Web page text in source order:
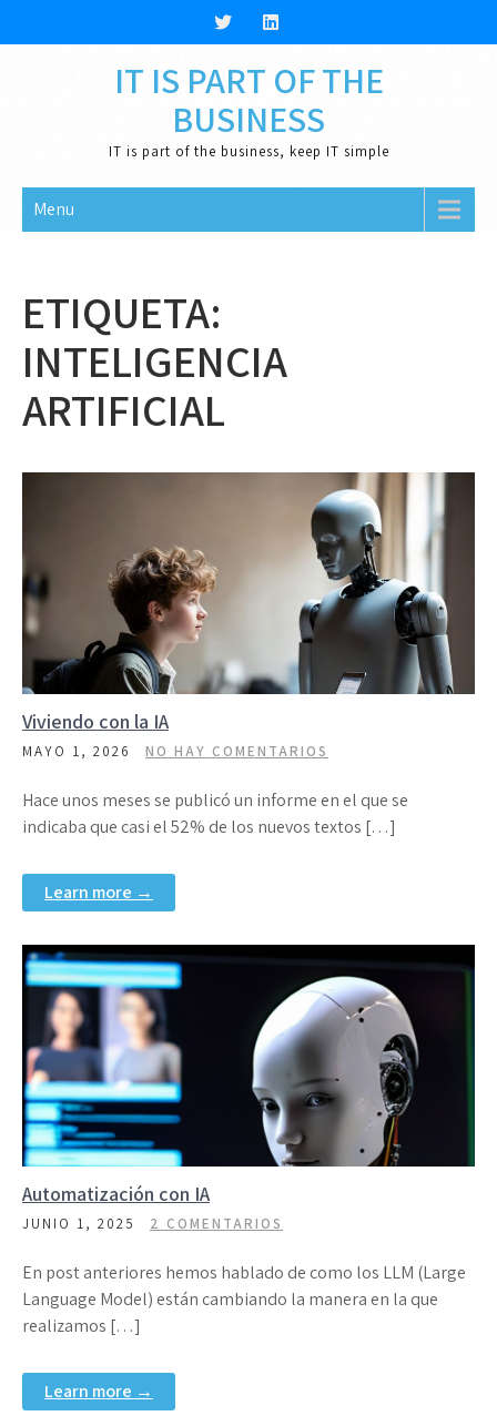
IT IS PART OF THE
BUSINESS
IT is part of the business, keep IT simple
Menu
ETIQUETA:
INTELIGENCIA
ARTIFICIAL
Viviendo con la IA
MAYO 1, 2026 NO HAY COMENTARIOS
Hace unos meses se publicó un informe en el que se
indicaba que casi el 52% de los nuevos textos […]
Learn more →
Automatización con IA
JUNIO 1, 2025 2 COMENTARIOS
En post anteriores hemos hablado de como los LLM (Large
Language Model) están cambiando la manera en la que
realizamos […]
Learn more →